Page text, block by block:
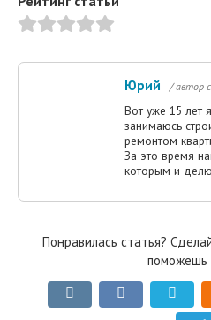
Юрий / автор
Вот уже 15 лет
занимаюсь
ремонтом
За это время
которым и
Понравилась статья?
поможешь